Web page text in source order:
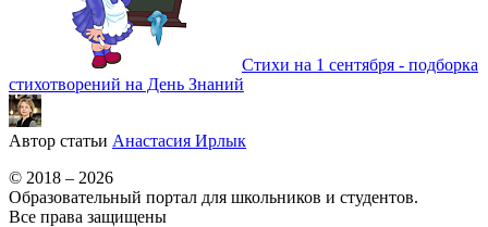
Стихи на 1 сентября - подборка
стихотворений на День Знаний
Автор статьи Анастасия Ирлык
© 2018 – 2026
Образовательный портал для школьников и студентов.
Все права защищены